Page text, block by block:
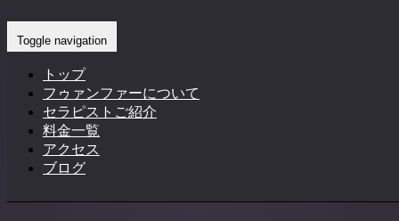
Toggle navigation
トップ
フゥァンファーについて
セラピストご紹介
料金一覧
アクセス
ブログ
スタッフ紹介 柏 若柴 タイ古式マッサ
ージ 柏若柴店
Home --スタッフ紹介 柏 若柴…